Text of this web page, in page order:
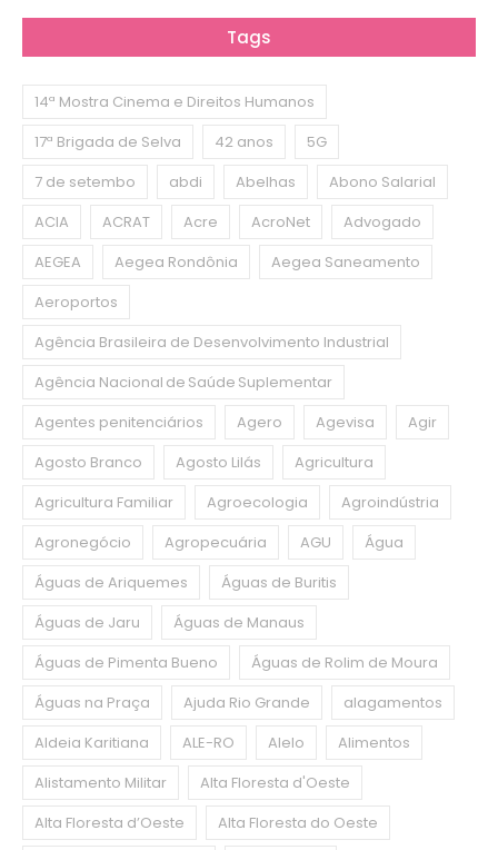
Tags
14ª Mostra Cinema e Direitos Humanos
17ª Brigada de Selva
42 anos
5G
7 de setembo
abdi Abelhas
Abono Salarial
ACIA
ACRAT Acre AcroNet
Advogado
AEGEA
Aegea Rondônia
Aegea Saneamento
Aeroportos
Agência Brasileira de Desenvolvimento Industrial
Agência Nacional de Saúde Suplementar
Agentes penitenciários
Agero Agevisa
Agir
Agosto Branco
Agosto Lilás
Agricultura
Agricultura Familiar
Agroecologia
Agroindústria
Agronegócio
Agropecuária AGU
Água
Águas de Ariquemes
Águas de Buritis
Águas de Jaru
Águas de Manaus
Águas de Pimenta Bueno
Águas de Rolim de Moura
Águas na Praça
Ajuda Rio Grande
alagamentos
Aldeia Karitiana
ALE-RO Alelo
Alimentos
Alistamento Militar
Alta Floresta d'Oeste
Alta Floresta d’Oeste
Alta Floresta do Oeste